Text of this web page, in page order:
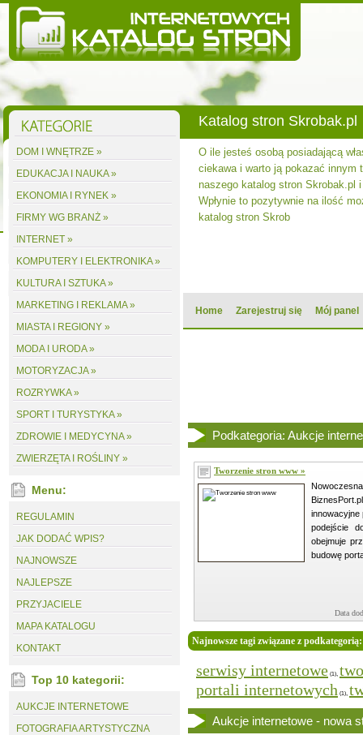
Katalog stron Skrobak.pl
O ile jesteś osobą posiadającą
ciekawa i warto ją pokazać innym
naszego katalog stron Skrobak.pl
Wpłynie to pozytywnie na ilość
katalog stron Skrob
Home Zarejestruj się Mój panel
DOM I WNĘTRZE »
EDUKACJA I NAUKA »
EKONOMIA I RYNEK »
FIRMY WG BRANŻ »
INTERNET »
KOMPUTERY I ELEKTRONIKA »
KULTURA I SZTUKA »
MARKETING I REKLAMA »
MIASTA I REGIONY »
MODA I URODA »
MOTORYZACJA »
ROZRYWKA »
SPORT I TURYSTYKA »
ZDROWIE I MEDYCYNA »
ZWIERZĘTA I ROŚLINY »
Menu:
REGULAMIN
JAK DODAĆ WPIS?
NAJNOWSZE
NAJLEPSZE
PRZYJACIELE
MAPA KATALOGU
KONTAKT
Top 10 kategorii:
AUKCJE INTERNETOWE
FOTOGRAFIA ARTYSTYCZNA
Podkategoria: Aukcje
Tworzenie stron www »
innowacyjne
podejście
obejmuje
budowę
Data
Najnowsze tagi związane z
serwisy internetowe (1),
portali internetowych (1),
Aukcje internetowe - nowa